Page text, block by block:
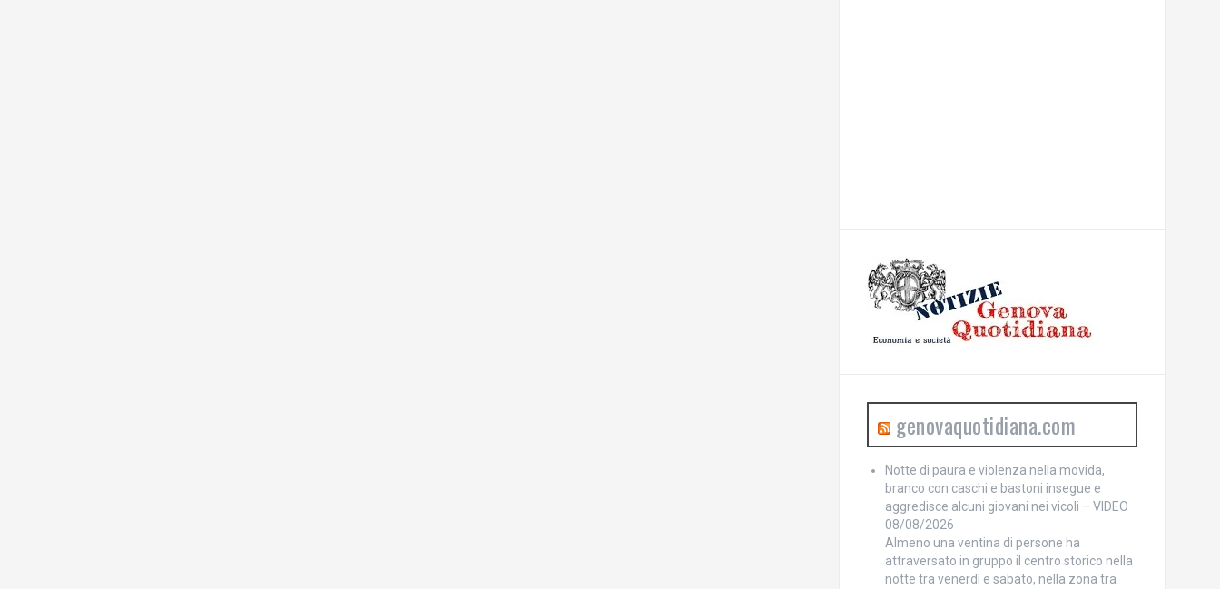
genovaquotidiana.com
Notte di paura e violenza nella movida,
branco con caschi e bastoni insegue e
aggredisce alcuni giovani nei vicoli – VIDEO
08/08/2026
Almeno una ventina di persone ha
attraversato in gruppo il centro storico nella
notte tra venerdì e sabato, nella zona tra